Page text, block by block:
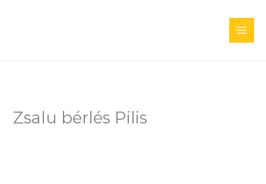
Zsalu bérlés Pilis